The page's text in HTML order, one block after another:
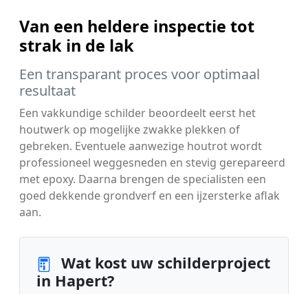
Van een heldere inspectie tot
strak in de lak
Een transparant proces voor optimaal
resultaat
Een vakkundige schilder beoordeelt eerst het
houtwerk op mogelijke zwakke plekken of
gebreken. Eventuele aanwezige houtrot wordt
professioneel weggesneden en stevig gerepareerd
met epoxy. Daarna brengen de specialisten een
goed dekkende grondverf en een ijzersterke aflak
aan.
Wat kost uw schilderproject
in Hapert?